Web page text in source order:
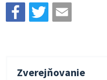
Zverejňovanie